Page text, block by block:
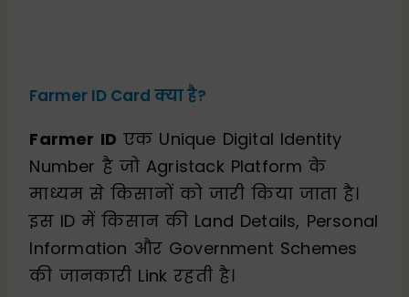
Farmer ID Card क्या है?
Farmer ID एक Unique Digital Identity
Number है जो Agristack Platform के
माध्यम से किसानों को जारी किया जाता है।
इस ID में किसान की Land Details, Personal
Information और Government Schemes
की जानकारी Link रहती है।